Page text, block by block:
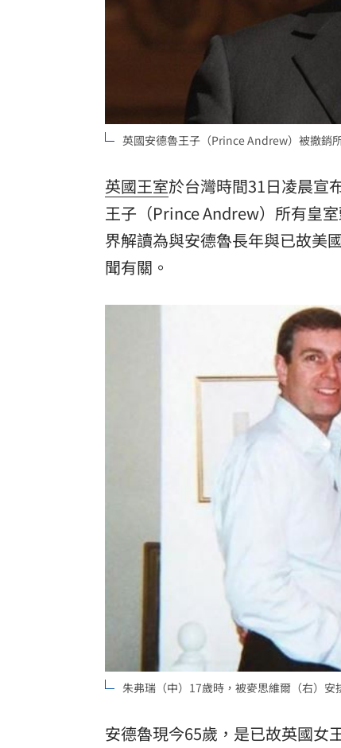
LIVE三立+24小時直播
三立iNEWS新聞台線上直播 18:00
商場戰國來臨 台中「頂奢大道」逐漸
台彩父親節推新刮刮樂千萬頭獎超「
「拍片人的多重宇宙」職涯論壇9/12
8國球員齊聚高雄 Formosa 7s掀足
理想混蛋號召粉絲跨海追星吃美食！
英國安德魯王子（Prince Andrew）被撤銷
英國王室於台灣時間31日凌晨宣
王子（Prince Andrew）所有皇
界解讀為與安德魯長年與已故美
聞有關。
朱弗瑞（中）17歲時，被麥思維爾（右）
安德魯現今65歲，是已故英國女